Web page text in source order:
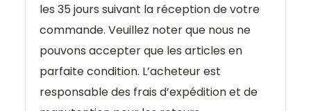
les 35 jours suivant la réception de votre
commande. Veuillez noter que nous ne
pouvons accepter que les articles en
parfaite condition. L’acheteur est
responsable des frais d’expédition et de